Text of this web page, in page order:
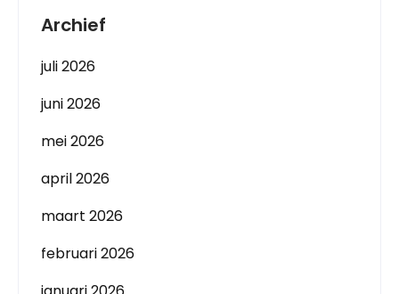
Archief
juli 2026
juni 2026
mei 2026
april 2026
maart 2026
februari 2026